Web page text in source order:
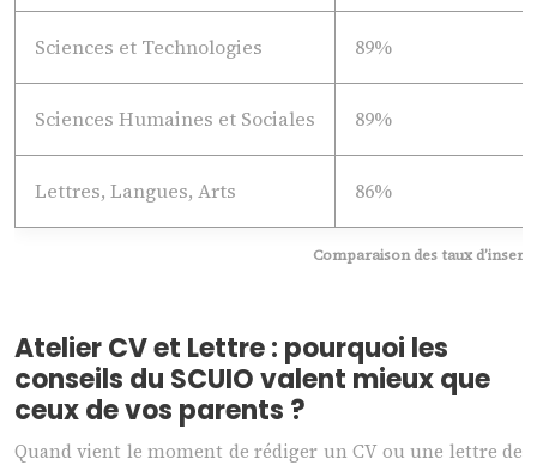
Comparaison des taux
Sciences et Technologies 89%
Sciences Humaines et Sociales 89%
Lettres, Langues, Arts 86%
Atelier CV et Lettre : pourquoi les
conseils du SCUIO valent mieux que
ceux de vos parents ?
Quand vient le moment de rédiger un CV ou une lettre de